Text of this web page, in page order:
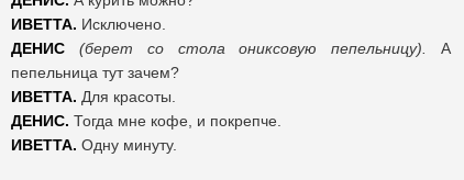
ИВЕТТА. Исключено.
ДЕНИС
(берет со стола ониксовую пепельницу).А
пепельница тут зачем?
ИВЕТТА. Для красоты.
ДЕНИС. Тогда мне кофе, и покрепче.
ИВЕТТА. Одну минуту.